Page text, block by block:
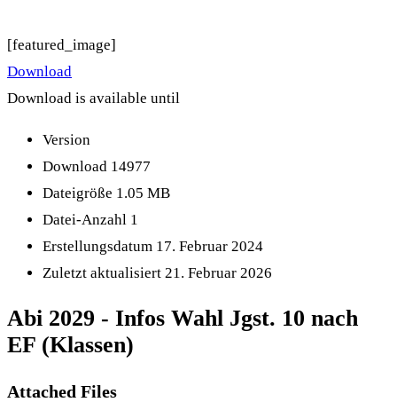
[featured_image]
Download
Download is available until
Version
Download 14977
Dateigröße 1.05 MB
Datei-Anzahl 1
Erstellungsdatum 17. Februar 2024
Zuletzt aktualisiert 21. Februar 2026
Abi 2029 - Infos Wahl Jgst. 10 nach
EF (Klassen)
Attached Files